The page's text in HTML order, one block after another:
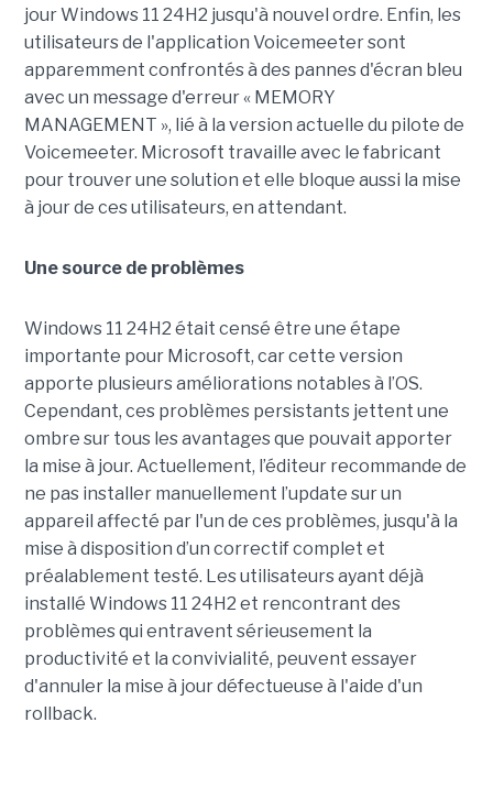
jour Windows 11 24H2 jusqu'à nouvel ordre. Enfin, les
utilisateurs de l'application Voicemeeter sont
apparemment confrontés à des pannes d'écran bleu
avec un message d'erreur « MEMORY
MANAGEMENT », lié à la version actuelle du pilote de
Voicemeeter. Microsoft travaille avec le fabricant
pour trouver une solution et elle bloque aussi la mise
à jour de ces utilisateurs, en attendant.
Une source de problèmes
Windows 11 24H2 était censé être une étape
importante pour Microsoft, car cette version
apporte plusieurs améliorations notables à l’OS.
Cependant, ces problèmes persistants jettent une
ombre sur tous les avantages que pouvait apporter
la mise à jour. Actuellement, l’éditeur recommande de
ne pas installer manuellement l’update sur un
appareil affecté par l'un de ces problèmes, jusqu'à la
mise à disposition d’un correctif complet et
préalablement testé. Les utilisateurs ayant déjà
installé Windows 11 24H2 et rencontrant des
problèmes qui entravent sérieusement la
productivité et la convivialité, peuvent essayer
d'annuler la mise à jour défectueuse à l'aide d'un
rollback.